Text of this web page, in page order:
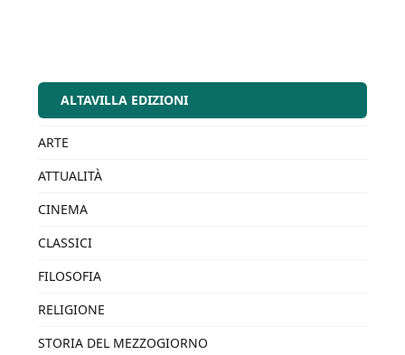
ALTAVILLA EDIZIONI
ARTE
ATTUALITÀ
CINEMA
CLASSICI
FILOSOFIA
RELIGIONE
STORIA DEL MEZZOGIORNO